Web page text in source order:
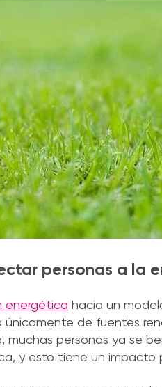
personas a la
energética hacia un
de fuentes
muchas personas ya se
y esto tiene un